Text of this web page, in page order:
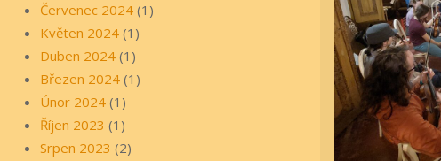
Červenec 2024 (1)
Květen 2024 (1)
Duben 2024 (1)
Březen 2024 (1)
Únor 2024 (1)
Říjen 2023 (1)
Srpen 2023 (2)